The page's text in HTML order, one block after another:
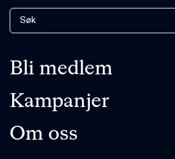
Bli medlem
Kampanjer
Om oss